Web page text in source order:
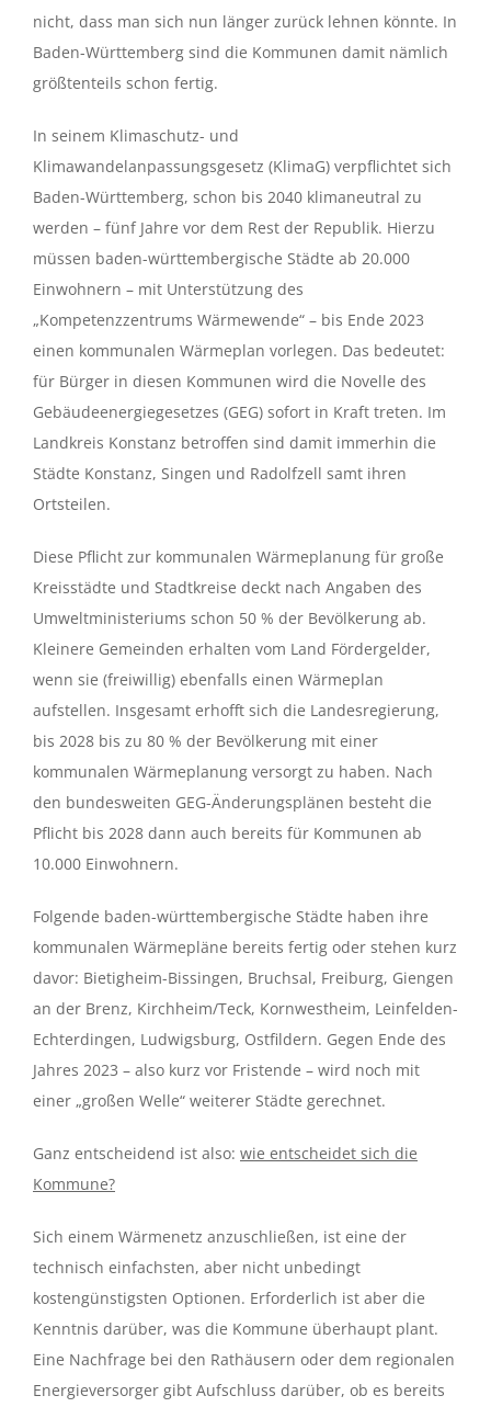
nicht, dass man sich nun länger zurück lehnen könnte. In
Baden-Württemberg sind die Kommunen damit nämlich
größtenteils schon fertig.
In seinem Klimaschutz- und
Klimawandelanpassungsgesetz (KlimaG) verpflichtet sich
Baden-Württemberg, schon bis 2040 klimaneutral zu
werden – fünf Jahre vor dem Rest der Republik. Hierzu
müssen baden-württembergische Städte ab 20.000
Einwohnern – mit Unterstützung des
„Kompetenzzentrums Wärmewende“ – bis Ende 2023
einen kommunalen Wärmeplan vorlegen. Das bedeutet:
für Bürger in diesen Kommunen wird die Novelle des
Gebäudeenergiegesetzes (GEG) sofort in Kraft treten. Im
Landkreis Konstanz betroffen sind damit immerhin die
Städte Konstanz, Singen und Radolfzell samt ihren
Ortsteilen.
Diese Pflicht zur kommunalen Wärmeplanung für große
Kreisstädte und Stadtkreise deckt nach Angaben des
Umweltministeriums schon 50 % der Bevölkerung ab.
Kleinere Gemeinden erhalten vom Land Fördergelder,
wenn sie (freiwillig) ebenfalls einen Wärmeplan
aufstellen. Insgesamt erhofft sich die Landesregierung,
bis 2028 bis zu 80 % der Bevölkerung mit einer
kommunalen Wärmeplanung versorgt zu haben. Nach
den bundesweiten GEG-Änderungsplänen besteht die
Pflicht bis 2028 dann auch bereits für Kommunen ab
10.000 Einwohnern.
Folgende baden-württembergische Städte haben ihre
kommunalen Wärmepläne bereits fertig oder stehen kurz
davor: Bietigheim-Bissingen, Bruchsal, Freiburg, Giengen
an der Brenz, Kirchheim/Teck, Kornwestheim, Leinfelden-
Echterdingen, Ludwigsburg, Ostfildern. Gegen Ende des
Jahres 2023 – also kurz vor Fristende – wird noch mit
einer „großen Welle“ weiterer Städte gerechnet.
Ganz entscheidend ist also: wie entscheidet sich die
Kommune?
Sich einem Wärmenetz anzuschließen, ist eine der
technisch einfachsten, aber nicht unbedingt
kostengünstigsten Optionen. Erforderlich ist aber die
Kenntnis darüber, was die Kommune überhaupt plant.
Eine Nachfrage bei den Rathäusern oder dem regionalen
Energieversorger gibt Aufschluss darüber, ob es bereits